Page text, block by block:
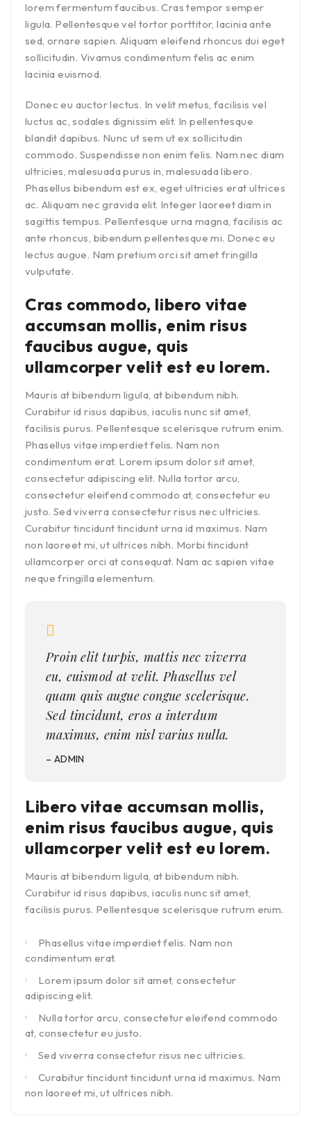
lorem fermentum faucibus. Cras tempor semper
ligula. Pellentesque vel tortor porttitor, lacinia ante
sed, ornare sapien. Aliquam eleifend rhoncus dui eget
sollicitudin. Vivamus condimentum felis ac enim
lacinia euismod.
Donec eu auctor lectus. In velit metus, facilisis vel
luctus ac, sodales dignissim elit. In pellentesque
blandit dapibus. Nunc ut sem ut ex sollicitudin
commodo. Suspendisse non enim felis. Nam nec diam
ultricies, malesuada purus in, malesuada libero.
Phasellus bibendum est ex, eget ultricies erat ultrices
ac. Aliquam nec gravida elit. Integer laoreet diam in
sagittis tempus. Pellentesque urna magna, facilisis ac
ante rhoncus, bibendum pellentesque mi. Donec eu
lectus augue. Nam pretium orci sit amet fringilla
vulputate.
Cras commodo, libero vitae
accumsan mollis, enim risus
faucibus augue, quis
ullamcorper velit est eu lorem.
Mauris at bibendum ligula, at bibendum nibh.
Curabitur id risus dapibus, iaculis nunc sit amet,
facilisis purus. Pellentesque scelerisque rutrum enim.
Phasellus vitae imperdiet felis. Nam non
condimentum erat. Lorem ipsum dolor sit amet,
consectetur adipiscing elit. Nulla tortor arcu,
consectetur eleifend commodo at, consectetur eu
justo. Sed viverra consectetur risus nec ultricies.
Curabitur tincidunt tincidunt urna id maximus. Nam
non laoreet mi, ut ultrices nibh. Morbi tincidunt
ullamcorper orci at consequat. Nam ac sapien vitae
neque fringilla elementum.
Proin elit turpis, mattis nec viverra
eu, euismod at velit. Phasellus vel
quam quis augue congue scelerisque.
Sed tincidunt, eros a interdum
maximus, enim nisl varius nulla.
– ADMIN
Libero vitae accumsan mollis,
enim risus faucibus augue, quis
ullamcorper velit est eu lorem.
Mauris at bibendum ligula, at bibendum nibh.
Curabitur id risus dapibus, iaculis nunc sit amet,
facilisis purus. Pellentesque scelerisque rutrum enim.
Phasellus vitae imperdiet felis. Nam non
condimentum erat.
Lorem ipsum dolor sit amet, consectetur
adipiscing elit.
Nulla tortor arcu, consectetur eleifend commodo
at, consectetur eu justo.
Sed viverra consectetur risus nec ultricies.
Curabitur tincidunt tincidunt urna id maximus. Nam
non laoreet mi, ut ultrices nibh.